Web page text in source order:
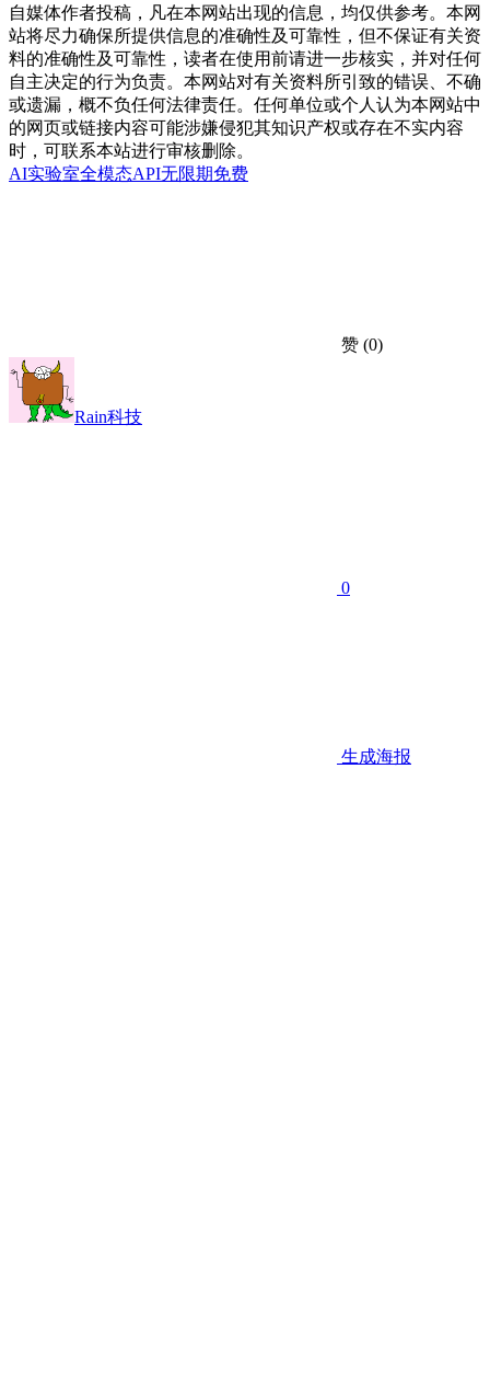
自媒体作者投稿，凡在本网站出现的信息，均仅供参考。本网
站将尽力确保所提供信息的准确性及可靠性，但不保证有关资
料的准确性及可靠性，读者在使用前请进一步核实，并对任何
自主决定的行为负责。本网站对有关资料所引致的错误、不确
或遗漏，概不负任何法律责任。任何单位或个人认为本网站中
的网页或链接内容可能涉嫌侵犯其知识产权或存在不实内容
时，可联系本站进行审核删除。
AI实验室全模态API无限期免费
赞 (0)
Rain科技
0
生成海报